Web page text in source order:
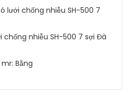
lưới chống nhiễu SH-500 7
chống nhiễu SH-500 7 sợi Đà
Bằng